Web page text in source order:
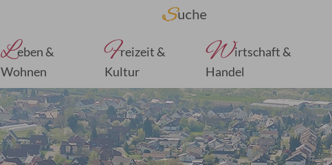
Leben &
Wohnen
Freizeit &
Kultur
Wirtschaft &
Handel